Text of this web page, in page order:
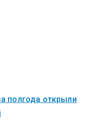
полгода открыли